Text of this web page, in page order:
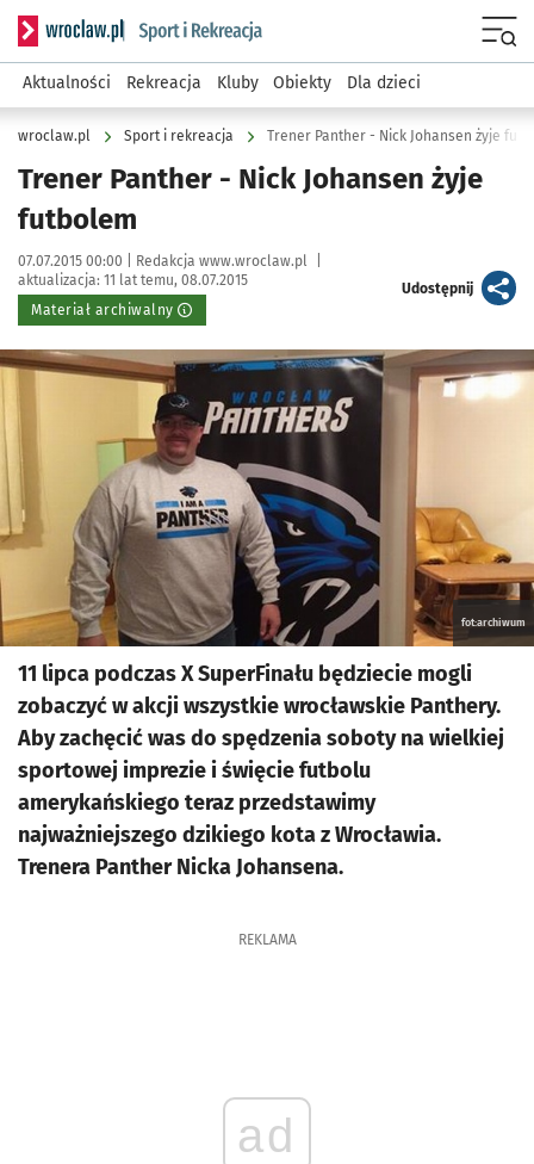
Serwis informacyjny wroclaw.pl podserwis: Sport i rekreacja
Aktualności Rekreacja Kluby Obiekty Dla dzieci
wroclaw.pl Sport i rekreacja Trener Panther - Nick Johansen żyje
Trener Panther - Nick Johansen żyje
futbolem
Data publikacji:
07.07.2015 00:00 | Autor:
Redakcja www.wroclaw.pl
aktualizacja: 11 lat temu, 08.07.2015
Materiał archiwalny
Udostępnijartykuł
Kliknij, aby powiększyć
fot:archiwum
11 lipca podczas X SuperFinału będziecie mogli
zobaczyć w akcji wszystkie wrocławskie Panthery.
Aby zachęcić was do spędzenia soboty na wielkiej
sportowej imprezie i święcie futbolu
amerykańskiego teraz przedstawimy
najważniejszego dzikiego kota z Wrocławia.
Trenera Panther Nicka Johansena.
REKLAMA
ad